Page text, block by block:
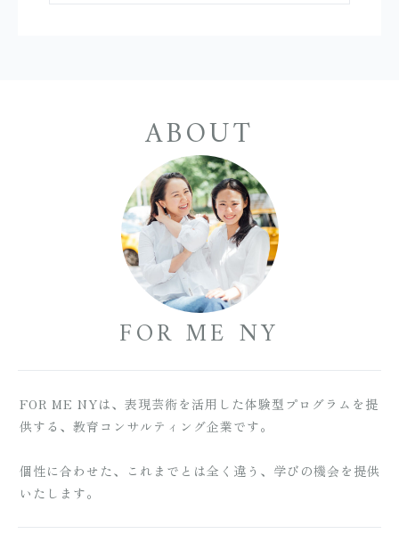
ABOUT
FOR ME NY
FOR ME NYは、表現芸術を活用した体験型プログラムを提
供する、教育コンサルティング企業です。
個性に合わせた、これまでとは全く違う、学びの機会を提供
いたします。